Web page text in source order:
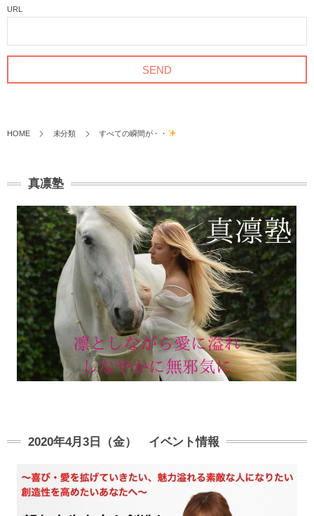
URL
HOME 未分類 すべての瞬間が・・
真凛塾
2020年4月3日（金） イベント情報